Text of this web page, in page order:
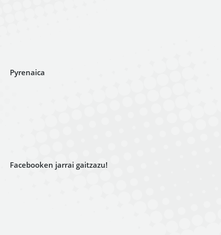
Pyrenaica
Facebooken jarrai gaitzazu!